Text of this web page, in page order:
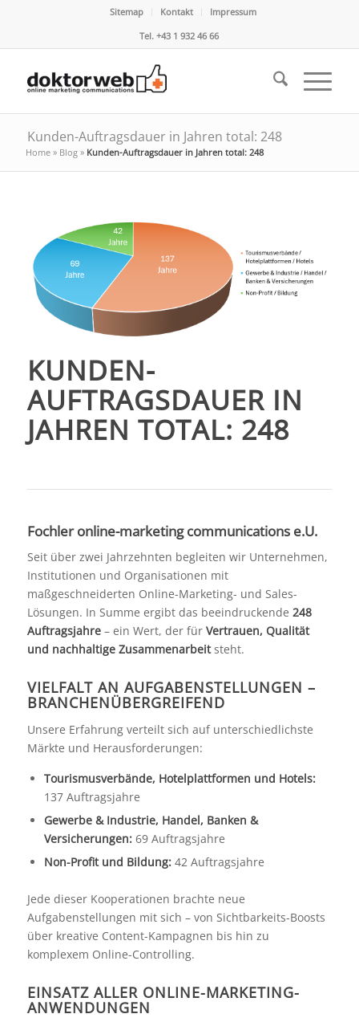
Sitemap Kontakt
Impressum
Tel. +43 1 932 46 66
Kunden-Auftragsdauer in Jahren total: 248
Home» Blog» Kunden-Auftragsdauer in Jahren total: 248
KUNDEN-
AUFTRAGSDAUER IN
JAHREN TOTAL: 248
Fochler online-marketing communications e.U.
Seit über zwei Jahrzehnten begleiten wir Unternehmen,
Institutionen und Organisationen mit
maßgeschneiderten Online-Marketing- und Sales-
Lösungen. In Summe ergibt das beeindruckende 248
Auftragsjahre– ein Wert, der für Vertrauen, Qualität
und nachhaltige Zusammenarbeitsteht.
VIELFALT AN AUFGABENSTELLUNGEN –
BRANCHENÜBERGREIFEND
Unsere Erfahrung verteilt sich auf unterschiedlichste
Märkte und Herausforderungen:
Tourismusverbände, Hotelplattformen und Hotels:
137 Auftragsjahre
Gewerbe & Industrie, Handel, Banken &
Versicherungen:69 Auftragsjahre
Non-Profit und Bildung:42 Auftragsjahre
Jede dieser Kooperationen brachte neue
Aufgabenstellungen mit sich – von Sichtbarkeits-Boosts
über kreative Content-Kampagnen bis hin zu
komplexem Online-Controlling.
EINSATZ ALLER ONLINE-MARKETING-
ANWENDUNGEN